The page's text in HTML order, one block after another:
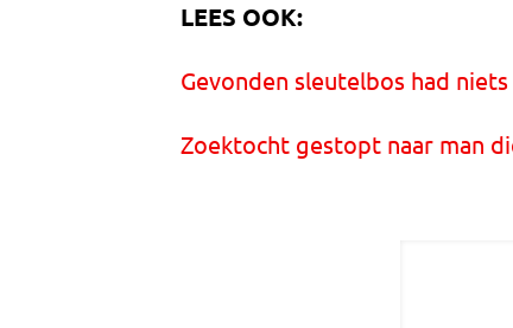
LEES OOK:
Gevonden sleutelbos had
Zoektocht gestopt naar man